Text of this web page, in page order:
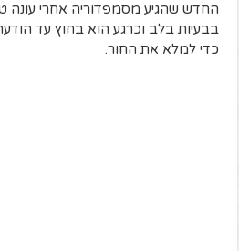
החדש שהגיע מסמפדוריה אחרי עונה
בבעיות בלב וכרגע הוא בחוץ עד
כדי למלא את החור.